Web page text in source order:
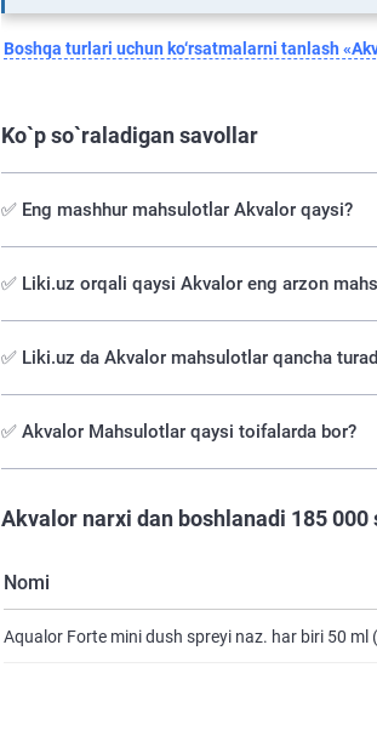
Boshqa turlari uchun ko‘rsatmalarni tanlash
Ko`p so`raladigan savollar
✅ Eng mashhur mahsulotlar Akvalor qaysi?
✅️ Liki.uz orqali qaysi Akvalor eng arzon
✅ Liki.uz da Akvalor mahsulotlar qancha
✅ Akvalor Mahsulotlar qaysi toifalarda bor?
Akvalor narxi dan boshlanadi 185 000
Nomi
Aqualor Forte mini dush spreyi naz. har biri 50 ml